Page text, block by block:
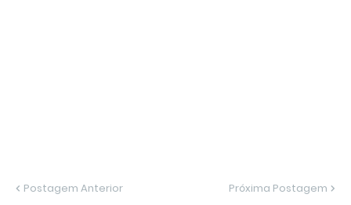
Postagem Anterior Próxima Postagem